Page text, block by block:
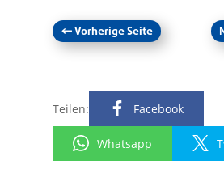
←Vorherige Seite
Teilen: Facebook
Whatsapp